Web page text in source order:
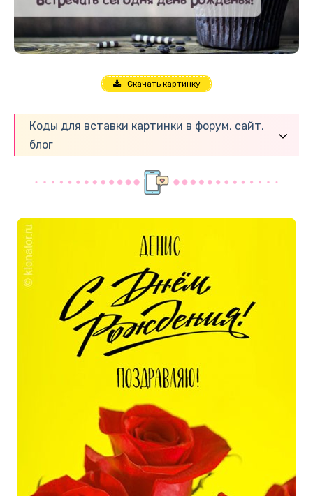
Скачать картинку
Коды для вставки картинки в форум, сайт,
блог